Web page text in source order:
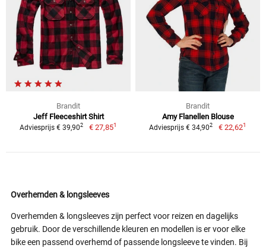
Brandit
Jeff Fleeceshirt Shirt
Adviesprijs € 39,902 € 27,851
Brandit
Amy Flanellen Blouse
Adviesprijs € 34,902 € 22,621
Overhemden & longsleeves
Overhemden & longsleeves zijn perfect voor reizen en dagelijks
gebruik. Door de verschillende kleuren en modellen is er voor elke
bike een passend overhemd of passende longsleeve te vinden. Bij